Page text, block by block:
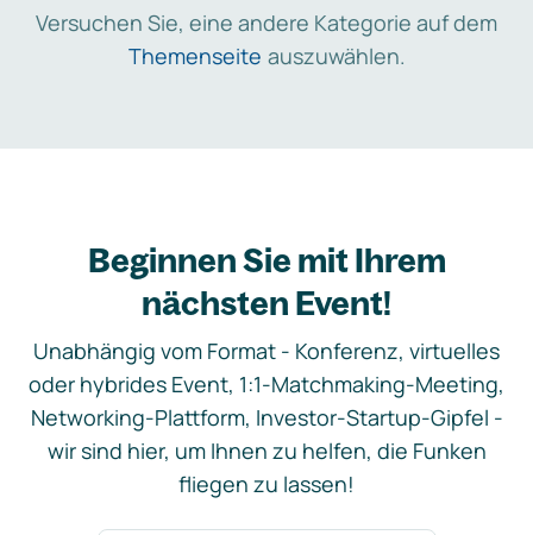
Versuchen Sie, eine andere Kategorie auf dem
Themenseite auszuwählen.
Beginnen Sie mit Ihrem
nächsten Event!
Unabhängig vom Format - Konferenz, virtuelles
oder hybrides Event, 1:1-Matchmaking-Meeting,
Networking-Plattform, Investor-Startup-Gipfel -
wir sind hier, um Ihnen zu helfen, die Funken
fliegen zu lassen!